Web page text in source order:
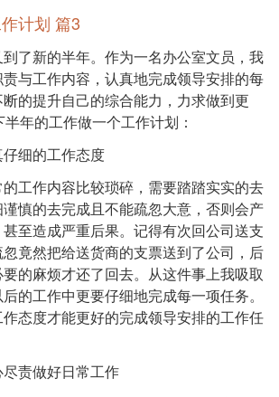
计划 篇3
新的半年。作为一名办公室文员，我
与工作内容，认真地完成领导安排的每
的提升自己的综合能力，力求做到更
年的工作做一个工作计划：
细的工作态度
作内容比较琐碎，需要踏踏实实的去
慎的去完成且不能疏忽大意，否则会产
至造成严重后果。记得有次回公司送支
竟然把给送货商的支票送到了公司，后
的麻烦才还了回去。从这件事上我吸取
的工作中更要仔细地完成每一项任务。
态度才能更好的完成领导安排的工作任
责做好日常工作